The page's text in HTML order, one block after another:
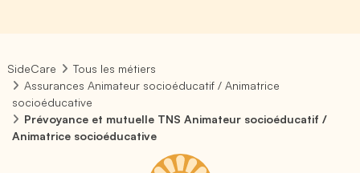
SideCare
Tous les métiers
Assurances Animateur socioéducatif / Animatrice
socioéducative
Prévoyance et mutuelle TNS Animateur socioéducatif /
Animatrice socioéducative